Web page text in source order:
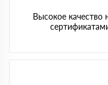
Высокое